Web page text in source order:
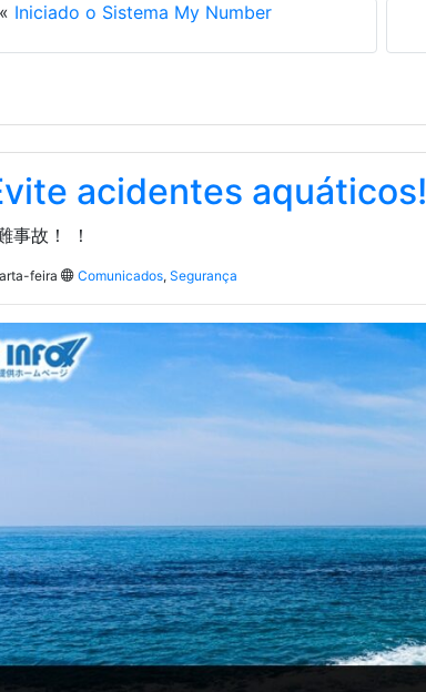
« Iniciado o Sistema My Number
acidentes aquáticos!
事故！ ！
feira Comunicados, Segurança